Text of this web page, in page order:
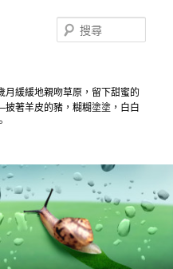
月緩緩地親吻草原，留下甜蜜的
著羊皮的豬，糊糊塗塗，白白
尋